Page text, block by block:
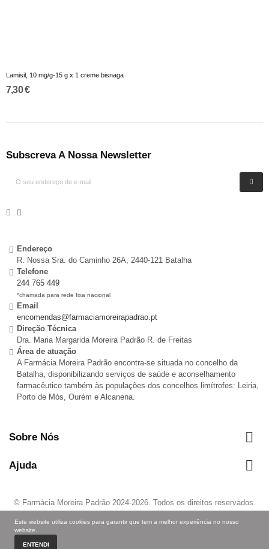
Lamisil, 10 mg/g-15 g x 1 creme bisnaga
7,30 €
Subscreva A Nossa Newsletter
Endereço
R. Nossa Sra. do Caminho 26A, 2440-121 Batalha
Telefone
244 765 449
*chamada para rede fixa nacional
Email
encomendas@farmaciamoreirapadrao.pt
Direção Técnica
Dra. Maria Margarida Moreira Padrão R. de Freitas
Área de atuação
A Farmácia Moreira Padrão encontra-se situada no concelho da
Batalha, disponibilizando serviços de saúde e aconselhamento
farmacêutico também às populações dos concelhos limítrofes: Leiria,
Porto de Mós, Ourém e Alcanena.
Sobre Nós 
Ajuda 
© Farmácia Moreira Padrão 2024-2026. Todos os direitos reservados.
quando aplicável) e a fornecer produtos de saúde ao domicílio através da
Internet, nos termos regulados pelo pelo Infarmed.
Este website utiliza cookies para garantir que tem a melhor experiência no nosso
website.
ENTENDI